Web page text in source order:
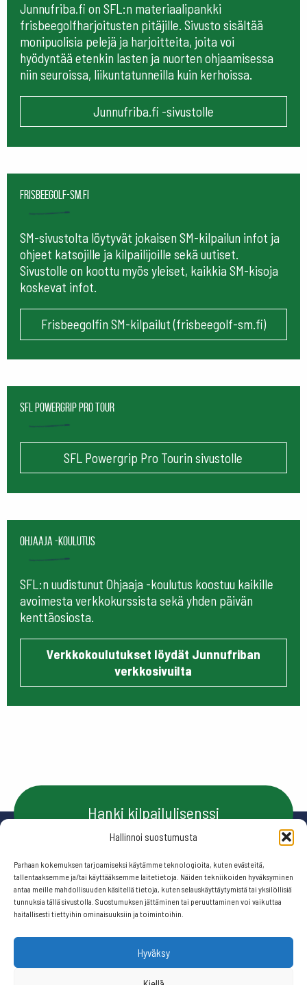
Hallinnoi suostumusta
Parhaan kokemuksen tarjoamiseksi käytämme teknologioita, kuten evästeitä,
tallentaaksemme ja/tai käyttääksemme laitetietoja. Näiden tekniikoiden hyväksyminen
antaa meille mahdollisuuden käsitellä tietoja, kuten selauskäyttäytymistä tai yksilöllisiä
tunnuksia tällä sivustolla. Suostumuksen jättäminen tai peruuttaminen voi vaikuttaa
haitallisesti tiettyihin ominaisuuksiin ja toimintoihin.
Hyväksy
Junnufriba.fi on SFL:n materiaalipankki
frisbeegolfharjoitusten pitäjille. Sivusto sisältää
monipuolisia pelejä ja harjoitteita, joita voi
hyödyntää etenkin lasten ja nuorten ohjaamisessa
niin seuroissa, liikuntatunneilla kuin kerhoissa.
Junnufriba.fi -sivustolle
frisbeegolf-sm.fi
SM-sivustolta löytyvät jokaisen SM-kilpailun infot ja
ohjeet katsojille ja kilpailijoille sekä uutiset.
Sivustolle on koottu myös yleiset, kaikkia SM-kisoja
koskevat infot.
Frisbeegolfin SM-kilpailut (frisbeegolf-sm.fi)
SFL Powergrip Pro Tour
SFL Powergrip Pro Tourin sivustolle
Ohjaaja -koulutus
SFL:n uudistunut Ohjaaja -koulutus koostuu kaikille
avoimesta verkkokurssista sekä yhden päivän
kenttäosiosta.
Verkkokoulutukset löydät Junnufriban
verkkosivuilta
Hanki kilpailulisenssi
Ota yhteyttä
Seuraa meitä: